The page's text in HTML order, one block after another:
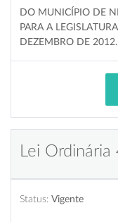
DO MUNICÍPIO DE
PARA A
DEZEMBRO DE 2012.
Lei
Status: Vigente